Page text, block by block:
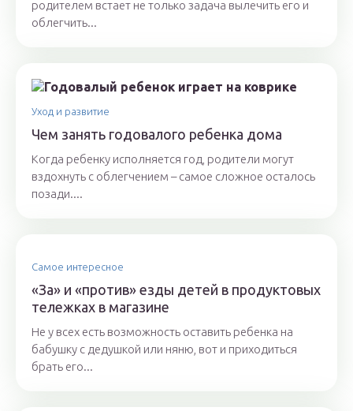
родителем встает не только задача вылечить его и
облегчить...
Уход и развитие
Чем занять годовалого ребенка дома
Когда ребенку исполняется год, родители могут
вздохнуть с облегчением – самое сложное осталось
позади....
Самое интересное
«За» и «против» езды детей в продуктовых
тележках в магазине
Не у всех есть возможность оставить ребенка на
бабушку с дедушкой или няню, вот и приходиться
брать его...